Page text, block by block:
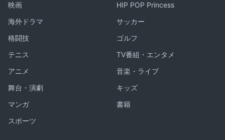
映画
HIP POP Princess
海外ドラマ
サッカー
格闘技
ゴルフ
テニス
TV番組・エンタメ
アニメ
音楽・ライブ
舞台・演劇
キッズ
マンガ
書籍
スポーツ